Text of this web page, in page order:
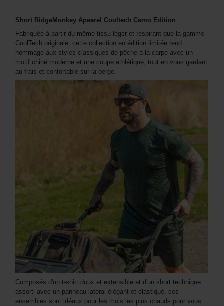
Short RidgeMonkey Apearel Cooltech Camo Edition
Fabriquée à partir du même tissu léger et respirant que la gamme
CoolTech originale, cette collection en édition limitée rend
hommage aux styles classiques de pêche à la carpe avec un
motif chiné moderne et une coupe athlétique, tout en vous gardant
au frais et confortable sur la berge.
Composés d'un t-shirt doux et extensible et d'un short technique
assorti avec un panneau latéral élégant et élastiqué, ces
ensembles sont idéaux pour les mois les plus chauds pour vous